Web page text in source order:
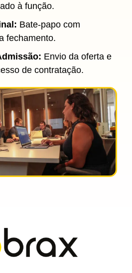
à função.
Bate-papo com
fechamento.
Envio da oferta e
de contratação.